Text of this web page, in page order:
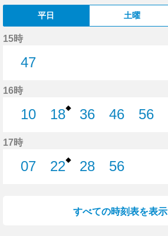
平日 土曜
15時
47
16時
10
18◆
36
46
56
17時
07
22◆
28
56
すべての時刻表を表示